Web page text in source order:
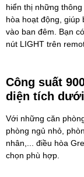
hiển thị những
hòa hoạt động, giúp
vào ban đêm. Bạn
nút LIGHT trên
Công suất
diện tích
Với những căn
phòng ngủ nhỏ,
nhân,... điều hòa
chọn phù hợp.